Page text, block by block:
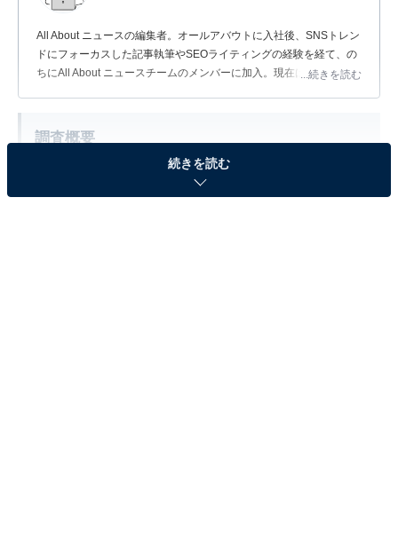
All About ニュースの編集者。オールアバウトに入社後、SNSトレン
ドにフォーカスした記事執筆やSEOライティングの経験を経て、の
ちにAll About ニュースチームのメンバーに加入。現在は旅行・カル
...続きを読む
調査概要
調査期間：2026年5月29日
調査方法：インターネット調査
続きを読む